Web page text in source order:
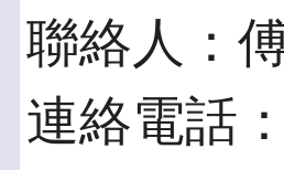
聯絡人：
連絡電話